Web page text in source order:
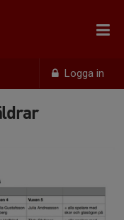
Logga in